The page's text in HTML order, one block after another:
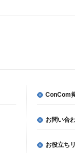
ConCom
お問い合
お役立ち